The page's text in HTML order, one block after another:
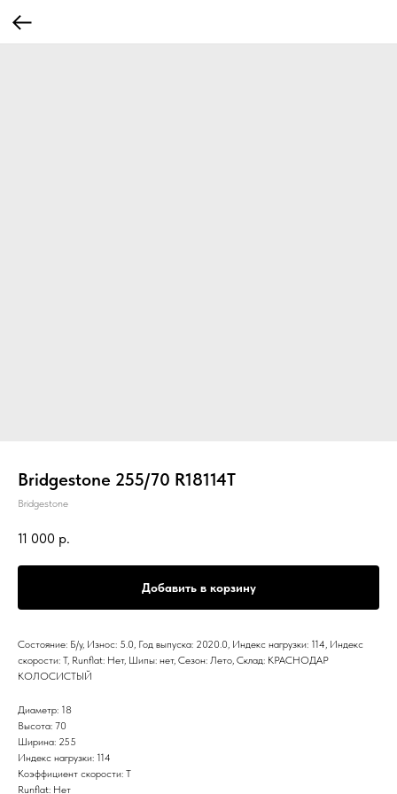
Bridgestone 255/70 R18114T
Bridgestone
11 000 р.
Добавить в корзину
Состояние: Б/у, Износ: 5.0, Год выпуска: 2020.0, Индекс нагрузки: 114, Индекс
скорости: T, Runflat: Нет, Шипы: нет, Сезон: Лето, Склад: КРАСНОДАР
КОЛОСИСТЫЙ
Диаметр: 18
Высота: 70
Ширина: 255
Индекс нагрузки: 114
Коэффициент скорости: T
Runflat: Нет